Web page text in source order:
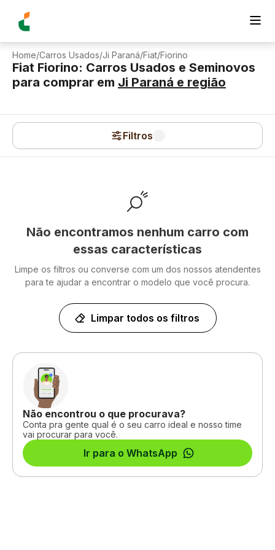
Home/Carros Usados/Ji Paraná/Fiat/Fiorino
Fiat Fiorino: Carros Usados e Seminovos
para comprar em Ji Paraná e região
Filtros
Não encontramos nenhum carro com
essas características
Limpe os filtros ou converse com um dos nossos atendentes
para te ajudar a encontrar o modelo que você procura.
Limpar todos os filtros
Não encontrou o que procurava?
Conta pra gente qual é o seu carro ideal e nosso time
vai procurar para você.
Ir para o WhatsApp